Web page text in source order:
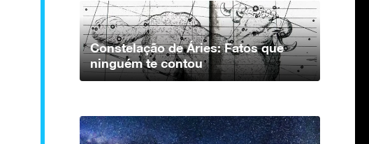
Constelação de Áries: Fatos que
ninguém te contou